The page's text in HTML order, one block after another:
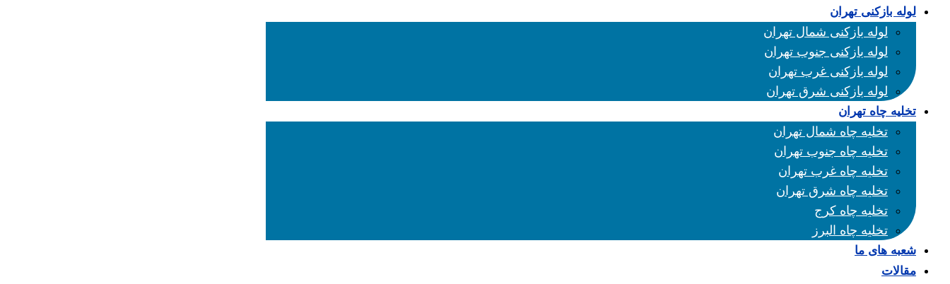
لوله بازکنی تهران
لوله بازکنی شمال تهران
لوله بازکنی جنوب تهران
لوله بازکنی غرب تهران
لوله بازکنی شرق تهران
تخلیه چاه تهران
تخلیه چاه شمال تهران
تخلیه چاه جنوب تهران
تخلیه چاه غرب تهران
تخلیه چاه شرق تهران
تخلیه چاه کرج
تخلیه چاه البرز
شعبه های ما
مقالات